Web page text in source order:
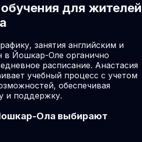
для жителей
занятия английским и
в Йошкар-Оле органично
расписание. Анастасия
учебный процесс с учетом
обеспечивая
и поддержку.
Ола выбирают